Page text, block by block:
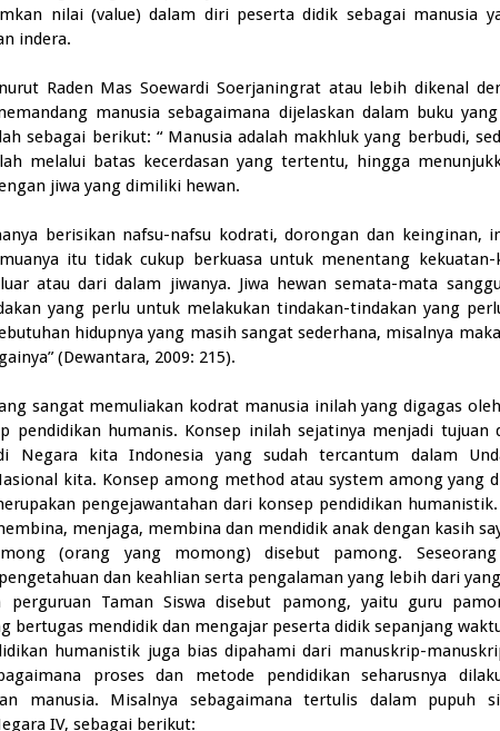
nilai (value) dalam diri peserta didik sebagai manusia
indera.
Raden Mas Soewardi Soerjaningrat atau lebih dikenal
manusia sebagaimana dijelaskan dalam buku
sebagai berikut: “ Manusia adalah makhluk yang berbudi,
melalui batas kecerdasan yang tertentu, hingga
jiwa yang dimiliki hewan.
berisikan nafsu-nafsu kodrati, dorongan dan keinginan,
itu tidak cukup berkuasa untuk menentang
atau dari dalam jiwanya. Jiwa hewan semata-mata
yang perlu untuk melakukan tindakan-tindakan yang
hidupnya yang masih sangat sederhana, misalnya
(Dewantara, 2009: 215).
sangat memuliakan kodrat manusia inilah yang digagas
pendidikan humanis. Konsep inilah sejatinya menjadi tujuan
Negara kita Indonesia yang sudah tercantum dalam
kita. Konsep among method atau system among yang
pengejawantahan dari konsep pendidikan
menjaga, membina dan mendidik anak dengan kasih
(orang yang momong) disebut pamong.
dan keahlian serta pengalaman yang lebih dari
perguruan Taman Siswa disebut pamong, yaitu guru
bertugas mendidik dan mengajar peserta didik sepanjang
humanistik juga bias dipahami dari manuskrip-
proses dan metode pendidikan seharusnya
manusia. Misalnya sebagaimana tertulis dalam pupuh
IV, sebagai berikut: